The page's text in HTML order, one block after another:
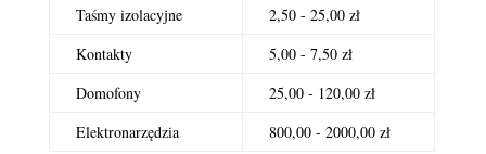
Taśmy izolacyjne
2,50 - 25,00 zł
Kontakty
5,00 - 7,50 zł
Domofony
25,00 - 120,00 zł
Elektronarzędzia
800,00 - 2000,00 zł